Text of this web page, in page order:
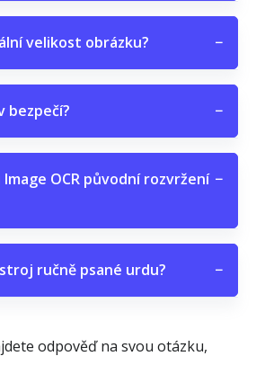
velikost obrázku? −
bezpečí? −
OCR původní rozvržení −
ručně psané urdu? −
odpověď na svou otázku,